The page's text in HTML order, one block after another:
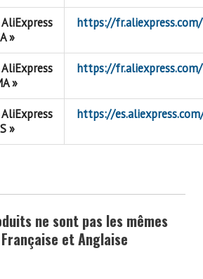
»
https://fr.aliexpress.com/
»
https://fr.aliexpress.com/
»
https://
ne sont pas les mêmes
et Anglaise